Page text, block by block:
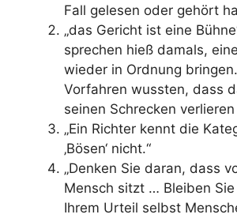
Fall gelesen oder gehört
„das Gericht ist eine
sprechen hieß damals,
wieder in Ordnung
Vorfahren wussten, dass
seinen Schrecken verlieren
„Ein Richter kennt die
‚Bösen‘ nicht.“
„Denken Sie daran, dass
Mensch sitzt … Bleiben
Ihrem Urteil selbst